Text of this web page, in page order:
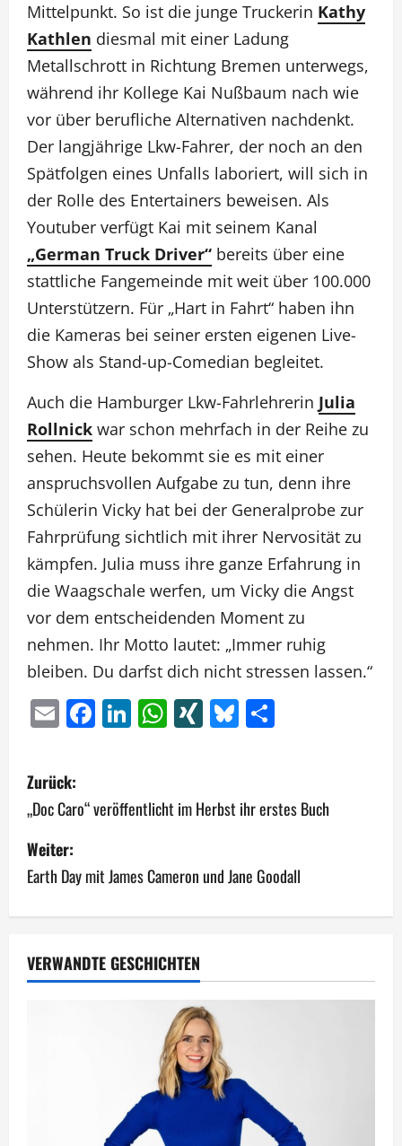
Mittelpunkt. So ist die junge Truckerin Kathy
Kathlen diesmal mit einer Ladung
Metallschrott in Richtung Bremen unterwegs,
während ihr Kollege Kai Nußbaum nach wie
vor über berufliche Alternativen nachdenkt.
Der langjährige Lkw-Fahrer, der noch an den
Spätfolgen eines Unfalls laboriert, will sich in
der Rolle des Entertainers beweisen. Als
Youtuber verfügt Kai mit seinem Kanal
„German Truck Driver“ bereits über eine
stattliche Fangemeinde mit weit über 100.000
Unterstützern. Für „Hart in Fahrt“ haben ihn
die Kameras bei seiner ersten eigenen Live-
Show als Stand-up-Comedian begleitet.
Auch die Hamburger Lkw-Fahrlehrerin Julia
Rollnick war schon mehrfach in der Reihe zu
sehen. Heute bekommt sie es mit einer
anspruchsvollen Aufgabe zu tun, denn ihre
Schülerin Vicky hat bei der Generalprobe zur
Fahrprüfung sichtlich mit ihrer Nervosität zu
kämpfen. Julia muss ihre ganze Erfahrung in
die Waagschale werfen, um Vicky die Angst
vor dem entscheidenden Moment zu
nehmen. Ihr Motto lautet: „Immer ruhig
bleiben. Du darfst dich nicht stressen lassen.“
EmailFacebook
LinkedIn
WhatsApp
XINGBluesky
B
e
i
t
r
a
Zurück:
„Doc Caro“ veröffentlicht im Herbst ihr erstes Buch
Weiter:
Earth Day mit James Cameron und Jane Goodall
VERWANDTE GESCHICHTEN